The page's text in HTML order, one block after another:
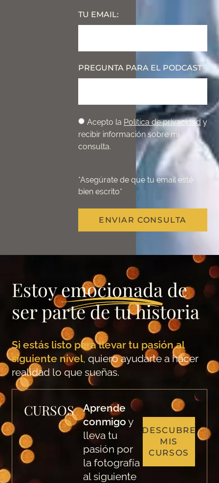
TU EMAIL:
PREGUNTA PARA EL PODCAST
Acepto la Política de privacidad y
recibir información sobre mi
consulta.
*Asegúrate de que tu email esté
bien escrito*
ENVIAR CONSULTA
Estoyemocionadade
ser parte de tu historia
Si estás listo para llevar tu pasión al
siguiente nivel, quiero ayudarte a hacer
realidad lo que sueñas.
CURSOS
Aprende
conmigo y
lleva tu
pasión por
la fotografía
al siguiente
DESCUBRE
MIS
CURSOS